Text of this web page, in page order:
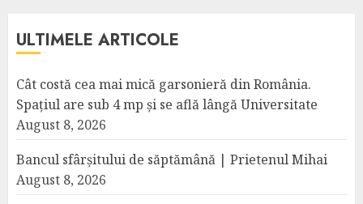
ULTIMELE ARTICOLE
Cât costă cea mai mică garsonieră din România.
Spațiul are sub 4 mp și se află lângă Universitate
August 8, 2026
Bancul sfârșitului de săptămână | Prietenul Mihai
August 8, 2026